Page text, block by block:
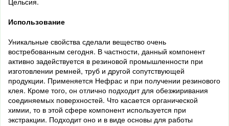
Использование
Уникальные свойства сделали вещество очень
востребованным сегодня. В частности, данный компонент
активно задействуется в резиновой промышленности при
изготовлении ремней, труб и другой сопутствующей
продукции. Применяется Нефрас и при получении резинового
клея. Кроме того, он отлично подходит для обезжиривания
соединяемых поверхностей. Что касается органической
химии, то в этой сфере компонент используется при
экстракции. Подходит оно и в виде основы для работы